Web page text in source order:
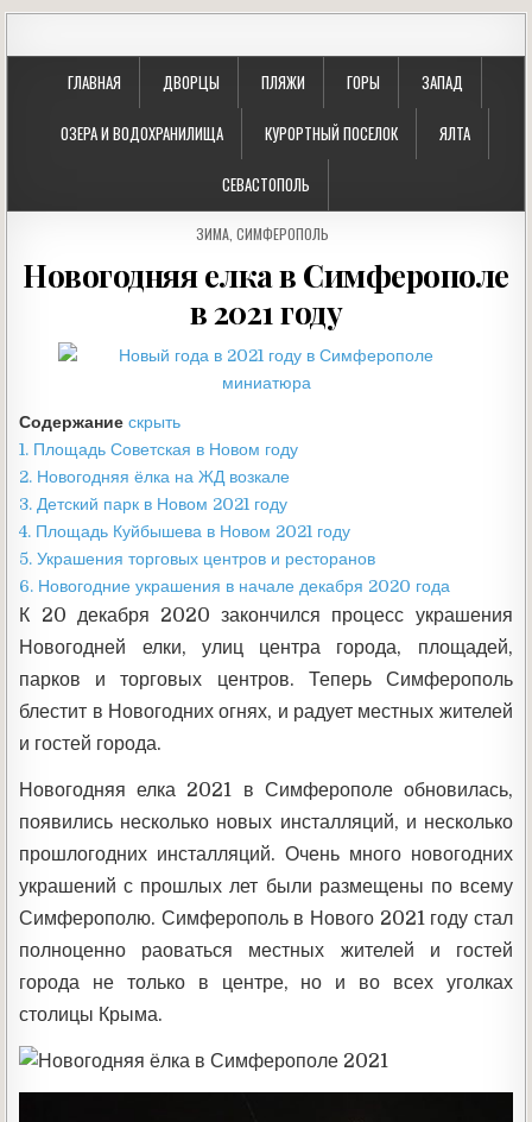
ГЛАВНАЯ ДВОРЦЫ ПЛЯЖИ ГОРЫ ЗАПАД
ОЗЕРА И ВОДОХРАНИЛИЩА КУРОРТНЫЙ ПОСЕЛОК ЯЛТА
СЕВАСТОПОЛЬ
P
S
T
E
I
ЗИМА, СИМФЕРОПОЛЬ
Новогодняя елка в Симферополе
в 2021 году
Содержание скрыть
1. Площадь Советская в Новом году
2. Новогодняя ёлка на ЖД возкале
3. Детский парк в Новом 2021 году
4. Площадь Куйбышева в Новом 2021 году
5. Украшения торговых центров и ресторанов
6. Новогодние украшения в начале декабря 2020 года
К 20 декабря 2020 закончился процесс украшения
Новогодней елки, улиц центра города, площадей,
парков и торговых центров. Теперь Симферополь
блестит в Новогодних огнях, и радует местных жителей
и гостей города.
Новогодняя елка 2021 в Симферополе обновилась,
появились несколько новых инсталляций, и несколько
прошлогодних инсталляций. Очень много новогодних
украшений с прошлых лет были размещены по всему
Симферополю. Симферополь в Нового 2021 году стал
полноценно раоваться местных жителей и гостей
города не только в центре, но и во всех уголках
столицы Крыма.